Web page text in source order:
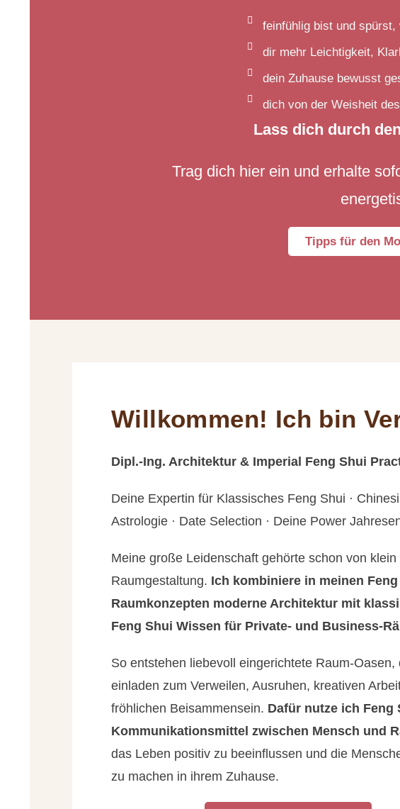
feinfühlig bist und spürst,
dir mehr Leichtigkeit,
dein Zuhause bewusst
dich von der Weisheit
Lass dich durch
Trag dich hier ein und erhalte
Tipps für den
Willkommen! Ich bin
Dipl.-Ing. Architektur & Imperial Feng Shui
Deine Expertin für Klassisches Feng Shui ·
Astrologie · Date Selection · Deine Power
Meine große Leidenschaft gehörte schon von klein
Raumgestaltung. Ich kombiniere in meinen
Raumkonzepten moderne Architektur mit
Feng Shui Wissen für Private- und Business-
So entstehen liebevoll eingerichtete Raum-Oasen,
einladen zum Verweilen, Ausruhen, kreativen
fröhlichen Beisammensein. Dafür nutze ich Feng
Kommunikationsmittel zwischen Mensch und
das Leben positiv zu beeinflussen und die
zu machen in ihrem Zuhause.